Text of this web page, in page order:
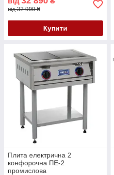
від 32 990 ₴
Купити
Плита електрична 2
конфорочна ПЕ-2
промислова